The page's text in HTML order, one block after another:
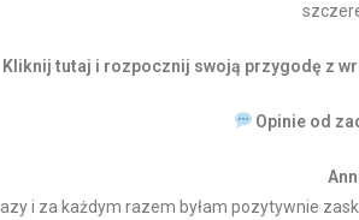
Kliknij tutaj i rozpocznij swoją przygodę z
Opinie od
i za każdym razem byłam pozytywnie